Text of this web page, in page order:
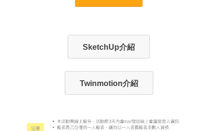
SketchUp介紹
Twinmotion介紹